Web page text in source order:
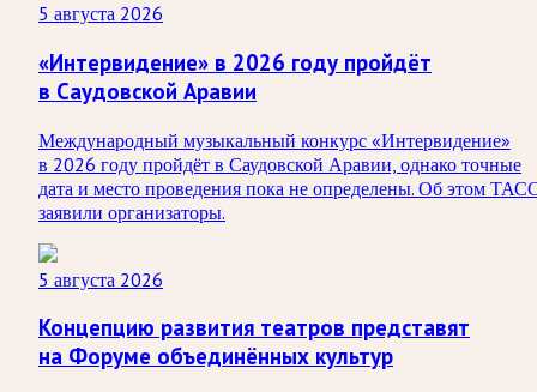
5 августа 2026
«Интервидение» в 2026 году пройдёт
в Саудовской Аравии
Международный музыкальный конкурс «Интервидение»
в 2026 году пройдёт в Саудовской Аравии, однако точные
дата и место проведения пока не определены. Об этом
заявили организаторы.
5 августа 2026
Концепцию развития театров представят
на Форуме объединённых культур